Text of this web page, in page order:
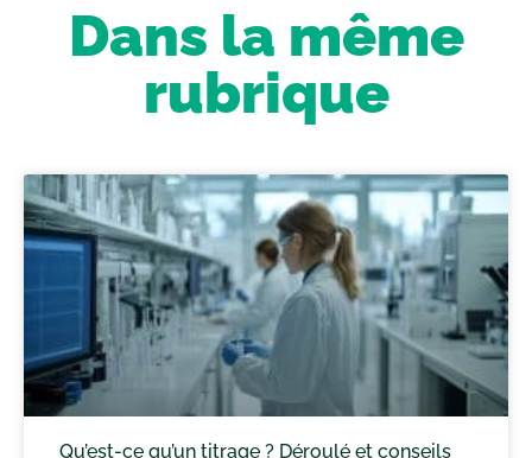
Dans la même
rubrique
Qu’est-ce qu’un titrage ? Déroulé et conseils